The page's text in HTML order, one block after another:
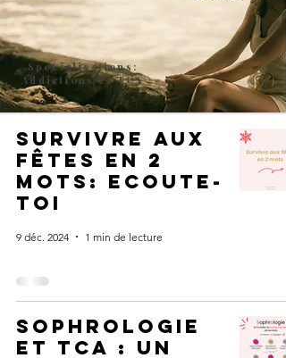
Spécialisations:
Addictions et TCA
survivre aux
fêtes en 2
mots: ecoute-
toi
9 déc. 2024 1 min de lecture
Sophrologie
et tca : un